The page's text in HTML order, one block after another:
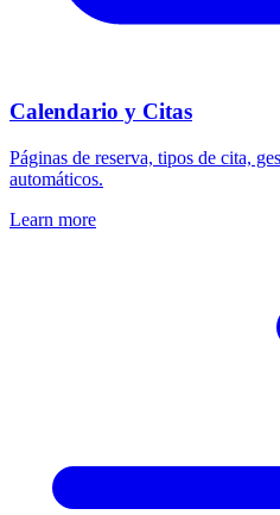
Calendario y Citas
Páginas de reserva, tipos de cita,
automáticos.
Learn more